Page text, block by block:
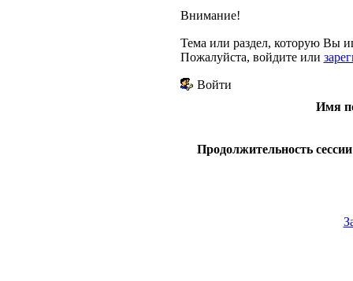
Внимание!
Тема или раздел, которую Вы
Пожалуйста, войдите или
Войти
Имя
Продолжительность